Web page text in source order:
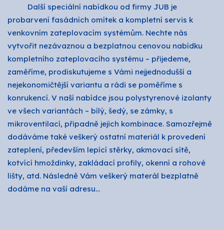
Další speciální nabídkou od firmy JUB je
probarvení fasádních omítek a kompletní servis k
venkovním zateplovacím systémům. Nechte nás
vytvořit nezávaznou a bezplatnou cenovou nabídku
kompletního zateplovacího systému – přijedeme,
zaměříme, prodiskutujeme s Vámi nejjednodušší a
nejekonomičtější variantu a rádi se poměříme s
konrukencí. V naší nabídce jsou polystyrenové izolanty
ve všech variantách – bílý, šedý, se zámky, s
mikroventilací, připadně jejich kombinace. Samozřejmě
dodáváme také veškerý ostatní materiál k provedení
zateplení, především lepící stěrky, akmovací sítě,
kotvící hmoždinky, zakládací profily, okenní a rohové
lišty, atd. Následně Vám veškerý materál bezplatně
dodáme na vaší adresu…